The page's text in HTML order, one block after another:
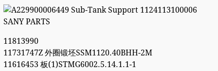
11813990
11731747Z 外圈锻坯SSM1120.40BHH-2M
11616453 板(1)STMG6002.5.14.1.1-1